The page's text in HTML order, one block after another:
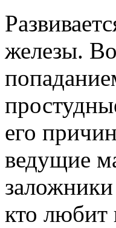
железы.
его
ведущие
кто любит